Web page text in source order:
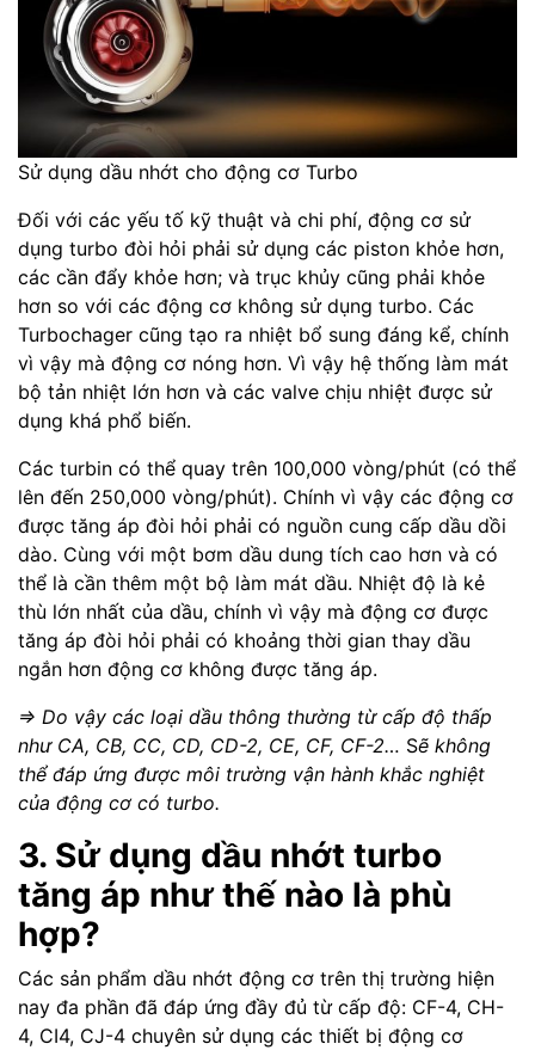
Sử dụng dầu nhớt cho động cơ Turbo
Đối với các yếu tố kỹ thuật và chi phí, động cơ sử
dụng turbo đòi hỏi phải sử dụng các piston khỏe hơn,
các cần đẩy khỏe hơn; và trục khủy cũng phải khỏe
hơn so với các động cơ không sử dụng turbo. Các
Turbochager cũng tạo ra nhiệt bổ sung đáng kể, chính
vì vậy mà động cơ nóng hơn. Vì vậy hệ thống làm mát
bộ tản nhiệt lớn hơn và các valve chịu nhiệt được sử
dụng khá phổ biến.
Các turbin có thể quay trên 100,000 vòng/phút (có thể
lên đến 250,000 vòng/phút). Chính vì vậy các động cơ
được tăng áp đòi hỏi phải có nguồn cung cấp dầu dồi
dào. Cùng với một bơm dầu dung tích cao hơn và có
thể là cần thêm một bộ làm mát dầu. Nhiệt độ là kẻ
thù lớn nhất của dầu, chính vì vậy mà động cơ được
tăng áp đòi hỏi phải có khoảng thời gian thay dầu
ngắn hơn động cơ không được tăng áp.
=> Do vậy các loại dầu thông thường từ cấp độ thấp
như CA, CB, CC, CD, CD-2, CE, CF, CF-2… Sẽ không
thể đáp ứng được môi trường vận hành khắc nghiệt
của động cơ có turbo.
3. Sử dụng dầu nhớt turbo
tăng áp như thế nào là phù
hợp?
Các sản phẩm dầu nhớt động cơ trên thị trường hiện
nay đa phần đã đáp ứng đầy đủ từ cấp độ: CF-4, CH-
4, CI4, CJ-4 chuyên sử dụng các thiết bị động cơ